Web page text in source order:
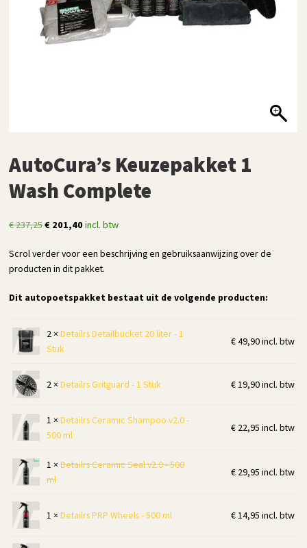
AutoCura’s Keuzepakket 1
Wash Complete
€237,25Oorspronkelijke
was:
€ 237,25.
€ 201,40Huidige
is:
€ 201,40.
incl. btw
Scrol verder voor een beschrijving en gebruiksaanwijzing over de
producten in dit pakket.
Dit autopoetspakket bestaat uit de volgende producten:
2 ×Detailrs Detailbucket 20 liter - 1
Stuk
€49,90incl. btw
2 ×Detailrs Gritguard - 1 Stuk €19,90incl. btw
1 ×Detailrs Ceramic Shampoo v2.0 -
500 ml
€22,95 incl. btw
1 ×Detailrs Ceramic Seal v2.0 - 500
ml
€29,95 incl. btw
1 ×Detailrs PRP Wheels - 500 ml €14,95 incl. btw